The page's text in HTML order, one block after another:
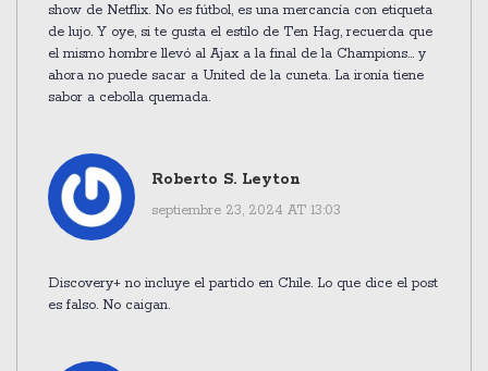
show de Netflix. No es fútbol, es una mercancía con etiqueta
de lujo. Y oye, si te gusta el estilo de Ten Hag, recuerda que
el mismo hombre llevó al Ajax a la final de la Champions... y
ahora no puede sacar a United de la cuneta. La ironía tiene
sabor a cebolla quemada.
Roberto S. Leyton
septiembre 23, 2024 AT 13:03
Discovery+ no incluye el partido en Chile. Lo que dice el post
es falso. No caigan.